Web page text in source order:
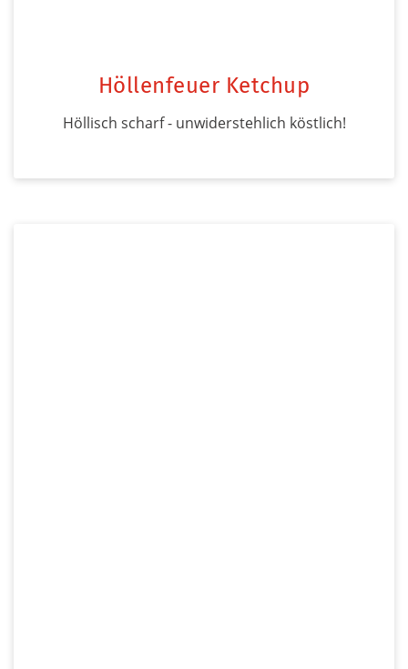
Höllenfeuer Ketchup
Höllisch scharf - unwiderstehlich köstlich!